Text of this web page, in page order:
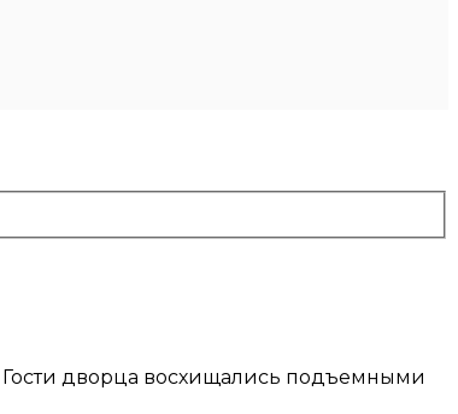
Гости дворца восхищались подъемными